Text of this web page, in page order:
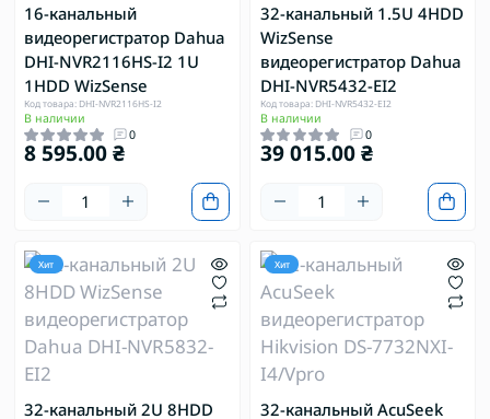
16-канальный
видеорегистратор Dahua
DHI-NVR2116HS-I2 1U
1HDD WizSense
Код товара: DHI-NVR2116HS-I2
В наличии
0
8 595.00 ₴
32-канальный 1.5U 4HDD
WizSense
видеорегистратор Dahua
DHI-NVR5432-EI2
Код товара: DHI-NVR5432-EI2
В наличии
0
39 015.00 ₴
Хит
32-канальный 2U 8HDD
Хит
32-канальный AcuSeek